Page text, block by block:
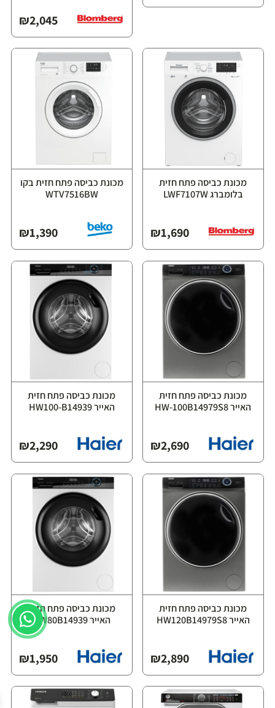
₪2,045
מכונת כביסה פתח חזית
בלומברג LWF7107W
₪1,690
מכונת כביסה פתח חזית בקו
WTV7516BW
₪1,390
מכונת כביסה פתח חזית
האייר HW-100B14979S8
₪2,690
מכונת כביסה פתח חזית
האייר HW100-B14939
₪2,290
מכונת כביסה פתח חזית
האייר HW120B14979S8
₪2,890
מכונת כביסה פתח חזית
האייר HW80B14939
₪1,950